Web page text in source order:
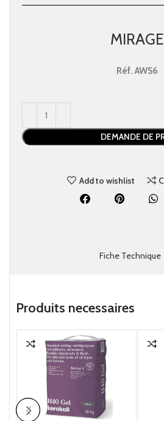
MIRAGE
Réf.AWS6
DEMANDE DE
Add to wishlist
Fiche Technique
Produits necessaire​s